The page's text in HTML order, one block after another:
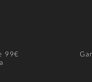
99€